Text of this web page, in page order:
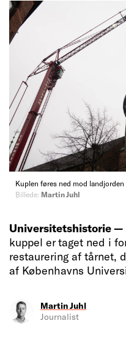
Kuplen føres ned mod landjorden
Billede: Martin Juhl
Universitetshistorie —
kuppel er taget ned i
restaurering af tårnet,
af Københavns
Martin Juhl
Journalist